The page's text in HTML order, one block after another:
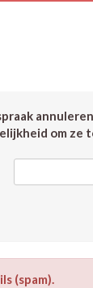
om ze
(spam).